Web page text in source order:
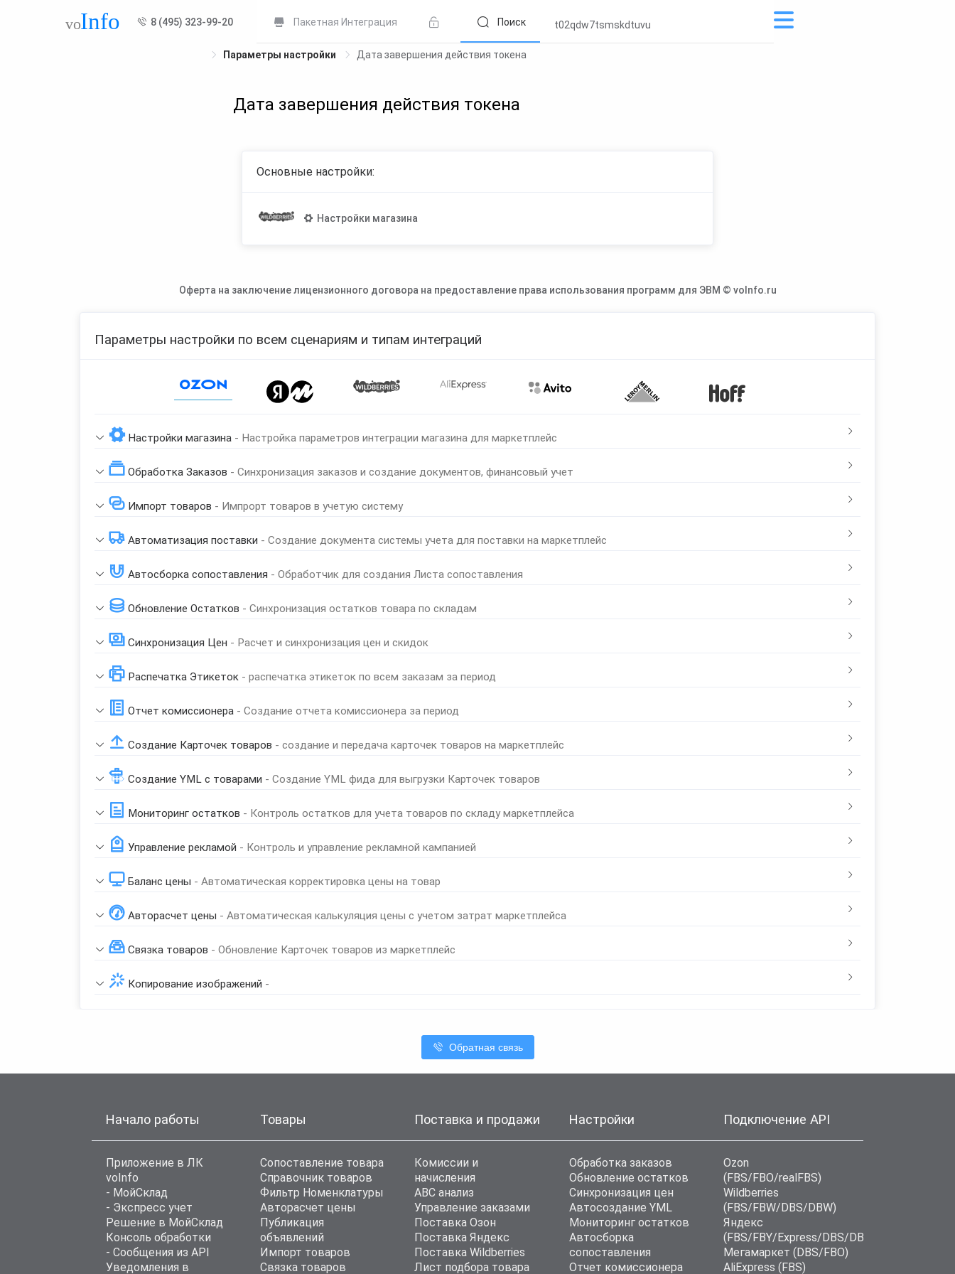
8 (495) 323-99-20 Пакетная Интеграция Поиск t02qdw7tsmskdtuvu
Параметры настройки Дата завершения действия токена
Дата завершения действия токена
Основные настройки:
Настройки магазина
Оферта на заключение лицензионного договора на предоставление права использования программ для ЭВМ © voInfo.ru
Параметры настройки по всем сценариям и типам интеграций
Настройки магазина - Настройка параметров интеграции магазина для маркетплейс
Обработка Заказов - Синхронизация заказов и создание документов, финансовый учет
Импорт товаров - Импрорт товаров в учетую систему
Автоматизация поставки - Создание документа системы учета для поставки на маркетплейс
Автосборка сопоставления - Обработчик для создания Листа сопоставления
Обновление Остатков - Синхронизация остатков товара по складам
Синхронизация Цен - Расчет и синхронизация цен и скидок
Распечатка Этикеток - распечатка этикеток по всем заказам за период
Отчет комиссионера - Создание отчета комиссионера за период
Создание Карточек товаров - создание и передача карточек товаров на маркетплейс
Создание YML с товарами - Создание YML фида для выгрузки Карточек товаров
Мониторинг остатков - Контроль остатков для учета товаров по складу маркетплейса
Управление рекламой - Контроль и управление рекламной кампанией
Баланс цены - Автоматическая корректировка цены на товар
Авторасчет цены - Автоматическая калькуляция цены с учетом затрат маркетплейса
Связка товаров - Обновление Карточек товаров из маркетплейс
Копирование изображений -
Обратная связь
Начало работы
Приложение в ЛК
voInfo
- МойСклад
- Экспресс учет
Решение в МойСклад
Консоль обработки
- Сообщения из API
Уведомления в
Товары
Сопоставление товара
Справочник товаров
Фильтр Номенклатуры
Авторасчет цены
Публикация
объявлений
Импорт товаров
Связка товаров
Поставка и продажи
Комиссии и
начисления
ABC анализ
Управление заказами
Поставка Озон
Поставка Яндекс
Поставка Wildberries
Лист подбора товара
Настройки
Обработка заказов
Обновление остатков
Синхронизация цен
Автосоздание YML
Мониторинг остатков
Автосборка
сопоставления
Отчет комиссионера
Подключение API
Ozon
(FBS/FBO/realFBS)
Wildberries
(FBS/FBW/DBS/DBW)
Яндекс
(FBS/FBY/Express/DBS/DBD)
Мегамаркет (DBS/FBO)
AliExpress (FBS)